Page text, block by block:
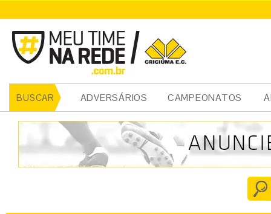
BUSCAR ADVERSÁRIOS CAMPEONATOS